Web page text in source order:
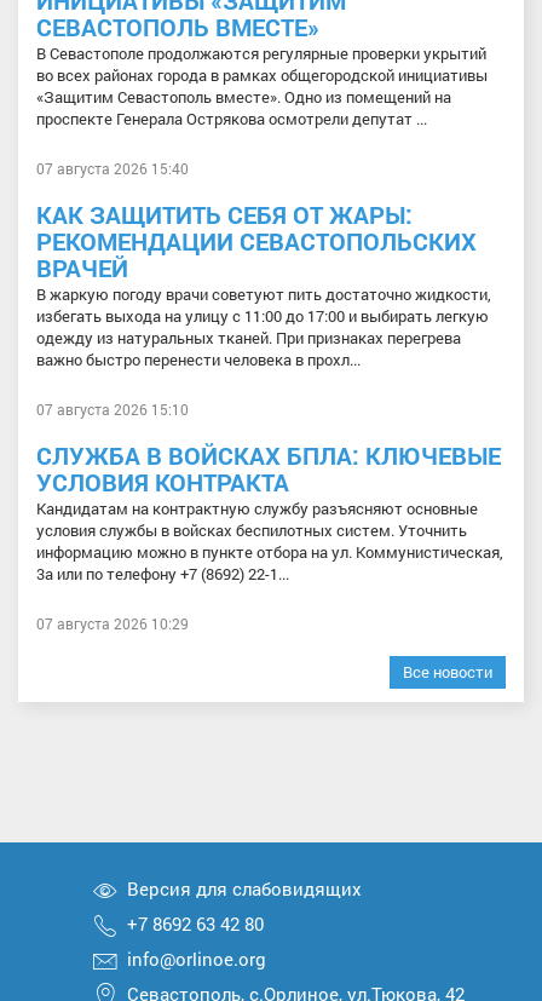
СЕВАСТОПОЛЬ ВМЕСТЕ»
В Севастополе продолжаются регулярные проверки укрытий
во всех районах города в рамках общегородской инициативы
«Защитим Севастополь вместе». Одно из помещений на
проспекте Генерала Острякова осмотрели депутат ...
07 августа 2026 15:40
КАК ЗАЩИТИТЬ СЕБЯ ОТ ЖАРЫ:
РЕКОМЕНДАЦИИ СЕВАСТОПОЛЬСКИХ
ВРАЧЕЙ
В жаркую погоду врачи советуют пить достаточно жидкости,
избегать выхода на улицу с 11:00 до 17:00 и выбирать легкую
одежду из натуральных тканей. При признаках перегрева
важно быстро перенести человека в прохл...
07 августа 2026 15:10
СЛУЖБА В ВОЙСКАХ БПЛА: КЛЮЧЕВЫЕ
УСЛОВИЯ КОНТРАКТА
Кандидатам на контрактную службу разъясняют основные
условия службы в войсках беспилотных систем. Уточнить
информацию можно в пункте отбора на ул. Коммунистическая,
3а или по телефону +7 (8692) 22-1...
07 августа 2026 10:29
Все новости
Версия для слабовидящих
+7 8692 63 42 80
info@orlinoe.org
Севастополь, с.Орлиное, ул.Тюкова, 42